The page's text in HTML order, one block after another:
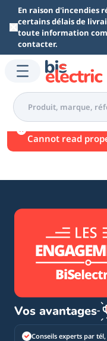
Aller au contenu
En raison d'incendies
certains délais de
toute information
contacter.
Une erreur
Cannot read
Vos avantages
Conseils experts par